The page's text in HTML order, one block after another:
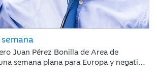
Juan Pérez Bonilla de Area de
semana plana para Europa y negativa
en la que la renta variable japonesa